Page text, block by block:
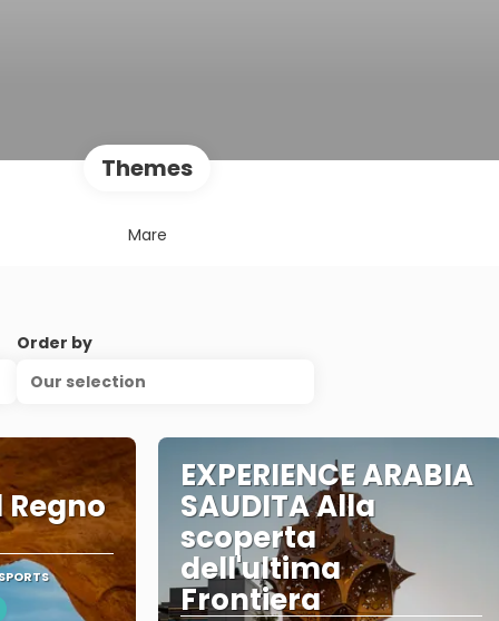
Themes
Mare
Order by
Our selection
Regno
EXPERIENCE ARABIA
SAUDITA Alla
scoperta
dell'ultima
Frontiera